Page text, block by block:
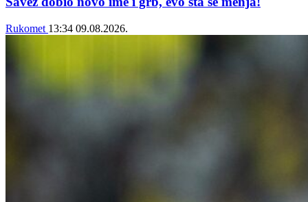
Rukomet 13:34 09.08.2026.